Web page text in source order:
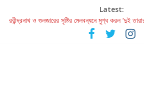
Latest:
রবীন্দ্রনাথ ও গুলজারের সৃষ্টির মেলবন্ধনে মুগ্ধ করল ‘দুই
কলের গান থেকে রীলস্ — বাঙালির গান শোনার বিবর্তনের গল্প